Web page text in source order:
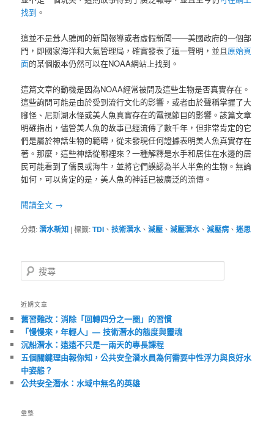
找到 。
這並不是耸人聽闻的新聞報導或者虛假新聞——美國政府的一個部
門，即國家海洋和大氣管理局，確實發表了這一聲明，並且原始頁
面的某個版本仍然可以在NOAA網站上找到。
這篇文章的動機是因為NOAA經常被問及這些生物是否真實存在。
這些詢問可能是由於受到流行文化的影響，或者由於聲稱掌握了大
腳怪、尼斯湖水怪或美人魚真實存在的電視節目的影響。該篇文章
明確指出，儘管美人魚的故事已經流傳了數千年，但非常肯定的它
們是屬於神話生物的範疇，從未發現任何證據表明美人魚真實存在
著。那麼，這些神話從哪裡來？一種解釋是水手和居住在水邊的居
民可能看到了儒艮或海牛，並將它們誤認為半人半魚的生物。無論
如何，可以肯定的是，美人魚的神話已被廣泛的流傳。
閱讀全文 →
分類:潛水新知 |標籤:TDI 、技術潛水、減壓 、減壓潛水、減壓病 、迷思
搜
尋
近期文章
舊習難改：消除「回轉四分之一圈」的習慣
「慢慢來，年輕人」— 技術潛水的態度與靈魂
沉船潛水：遠遠不只是一兩天的專長課程
五個關鍵理由報你知，公共安全潛水員為何需要中性浮力與良好水
中姿態？
公共安全潛水：水域中無名的英雄
彙整